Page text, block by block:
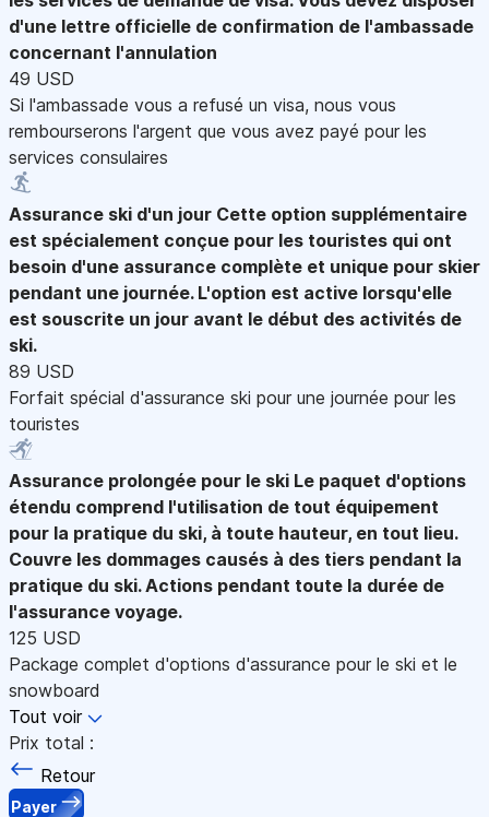
d'une lettre officielle de confirmation de l'ambassade
concernant l'annulation
49 USD
Si l'ambassade vous a refusé un visa, nous vous
rembourserons l'argent que vous avez payé pour les
services consulaires
Assurance ski d'un jour Cette option supplémentaire
est spécialement conçue pour les touristes qui ont
besoin d'une assurance complète et unique pour skier
pendant une journée. L'option est active lorsqu'elle
est souscrite un jour avant le début des activités de
ski.
89 USD
Forfait spécial d'assurance ski pour une journée pour les
touristes
Assurance prolongée pour le ski Le paquet d'options
étendu comprend l'utilisation de tout équipement
pour la pratique du ski, à toute hauteur, en tout lieu.
Couvre les dommages causés à des tiers pendant la
pratique du ski. Actions pendant toute la durée de
l'assurance voyage.
125 USD
Package complet d'options d'assurance pour le ski et le
snowboard
Tout voir
Prix total :
Retour
Payer